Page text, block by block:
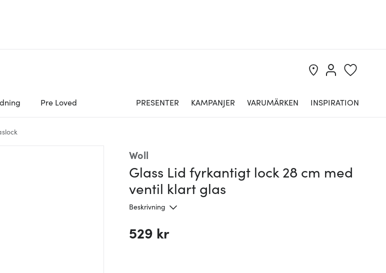
Pre Loved PRESENTER KAMPANJER VARUMÄRKEN INSPIRATION
Woll
Glass Lid fyrkantigt lock 28 cm med
ventil klart glas
Beskrivning
529 kr